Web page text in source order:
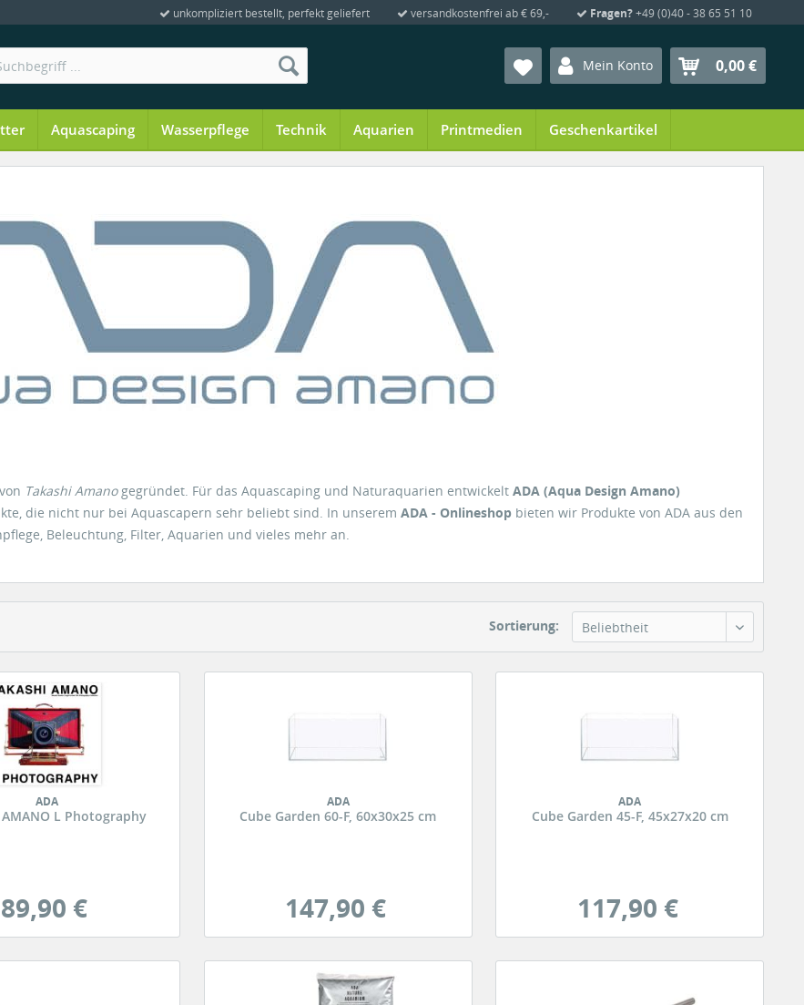
unkompliziert bestellt, perfekt geliefert versandkostenfrei ab € 69,- Fragen?+49 (0)40 - 38 65 51 10
Mein Konto 0,00 €
Aquascaping Wasserpflege Technik Aquarien Printmedien Geschenkartikel
Takashi Amanogegründet. Für das Aquascaping und Naturaquarien entwickelt ADA (Aqua Design Amano)
die nicht nur bei Aquascapern sehr beliebt sind. In unserem ADA - Onlineshop bieten wir Produkte von ADA aus den
Beleuchtung, Filter, Aquarien und vieles mehr an.
Sortierung: Beliebtheit
ADA
AMANO L Photography
89,90 €
ADA
Cube Garden 60-F, 60x30x25 cm
147,90 €
ADA
Cube Garden 45-F, 45x27x20 cm
117,90 €